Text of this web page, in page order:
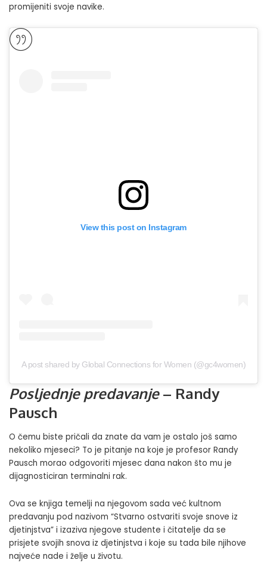
promijeniti svoje navike.
View this post on Instagram
A post shared by Global Connections for Women (@gc4women)
Posljednje predavanje– Randy
Pausch
O čemu biste pričali da znate da vam je ostalo još samo
nekoliko mjeseci? To je pitanje na koje je profesor Randy
Pausch morao odgovoriti mjesec dana nakon što mu je
dijagnosticiran terminalni rak.
Ova se knjiga temelji na njegovom sada već kultnom
predavanju pod nazivom “Stvarno ostvariti svoje snove iz
djetinjstva” i izaziva njegove studente i čitatelje da se
prisjete svojih snova iz djetinjstva i koje su tada bile njihove
najveće nade i želje u životu.